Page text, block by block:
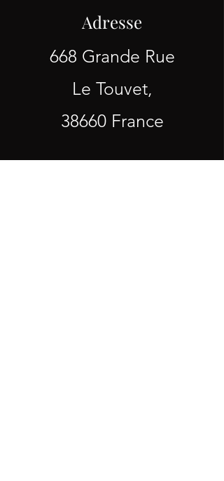
Adresse
668 Grande Rue
Le Touvet,
38660 France